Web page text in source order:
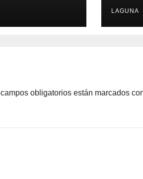
de
LAGUNA
obligatorios están marcados